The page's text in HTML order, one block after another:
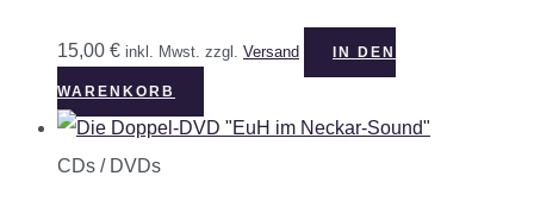
15,00 € inkl. Mwst. zzgl. Versand IN DEN
WARENKORB
CDs / DVDs